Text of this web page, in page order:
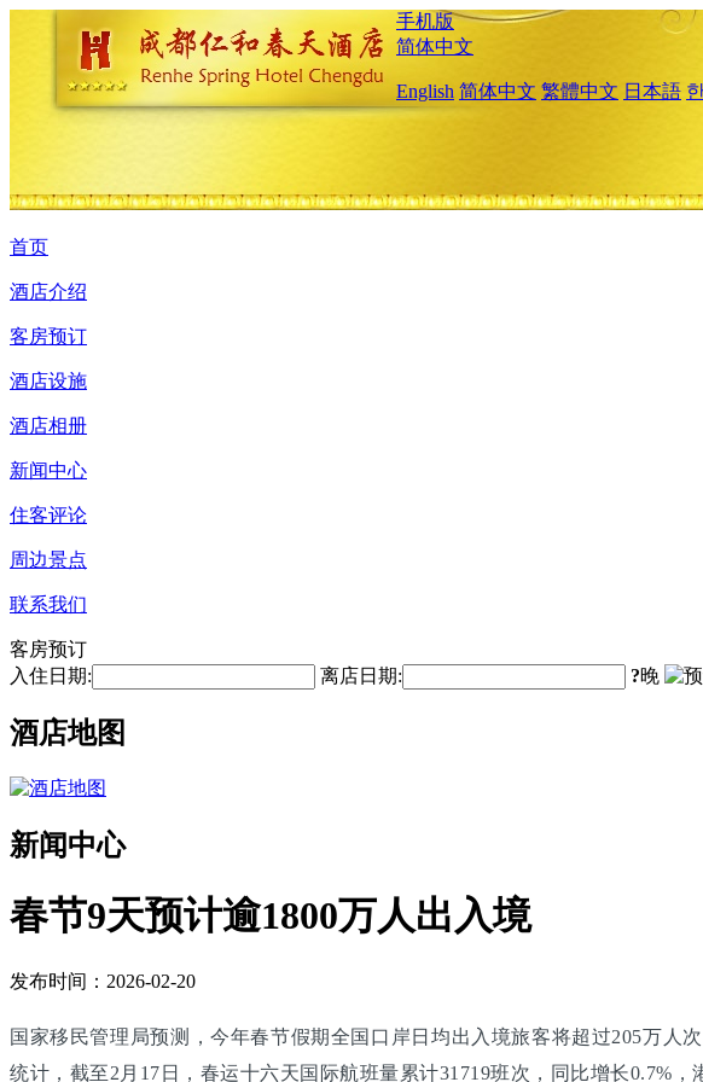
手机版
简体中文
English 简体中文 繁體中文 日本語
首页
酒店介绍
客房预订
酒店设施
酒店相册
新闻中心
住客评论
周边景点
联系我们
客房预订
入住日期:
离店日期: ?晚
酒店地图
新闻中心
春节9天预计逾1800万人出入境
发布时间：2026-02-20
国家移民管理局预测，今年春节假期全国口岸日均出入境旅客将超过205万人
统计，截至2月17日，春运十六天国际航班量累计31719班次，同比增长0.7%，